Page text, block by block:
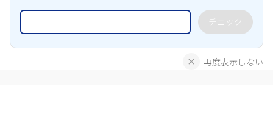
チェック
再度表示しない